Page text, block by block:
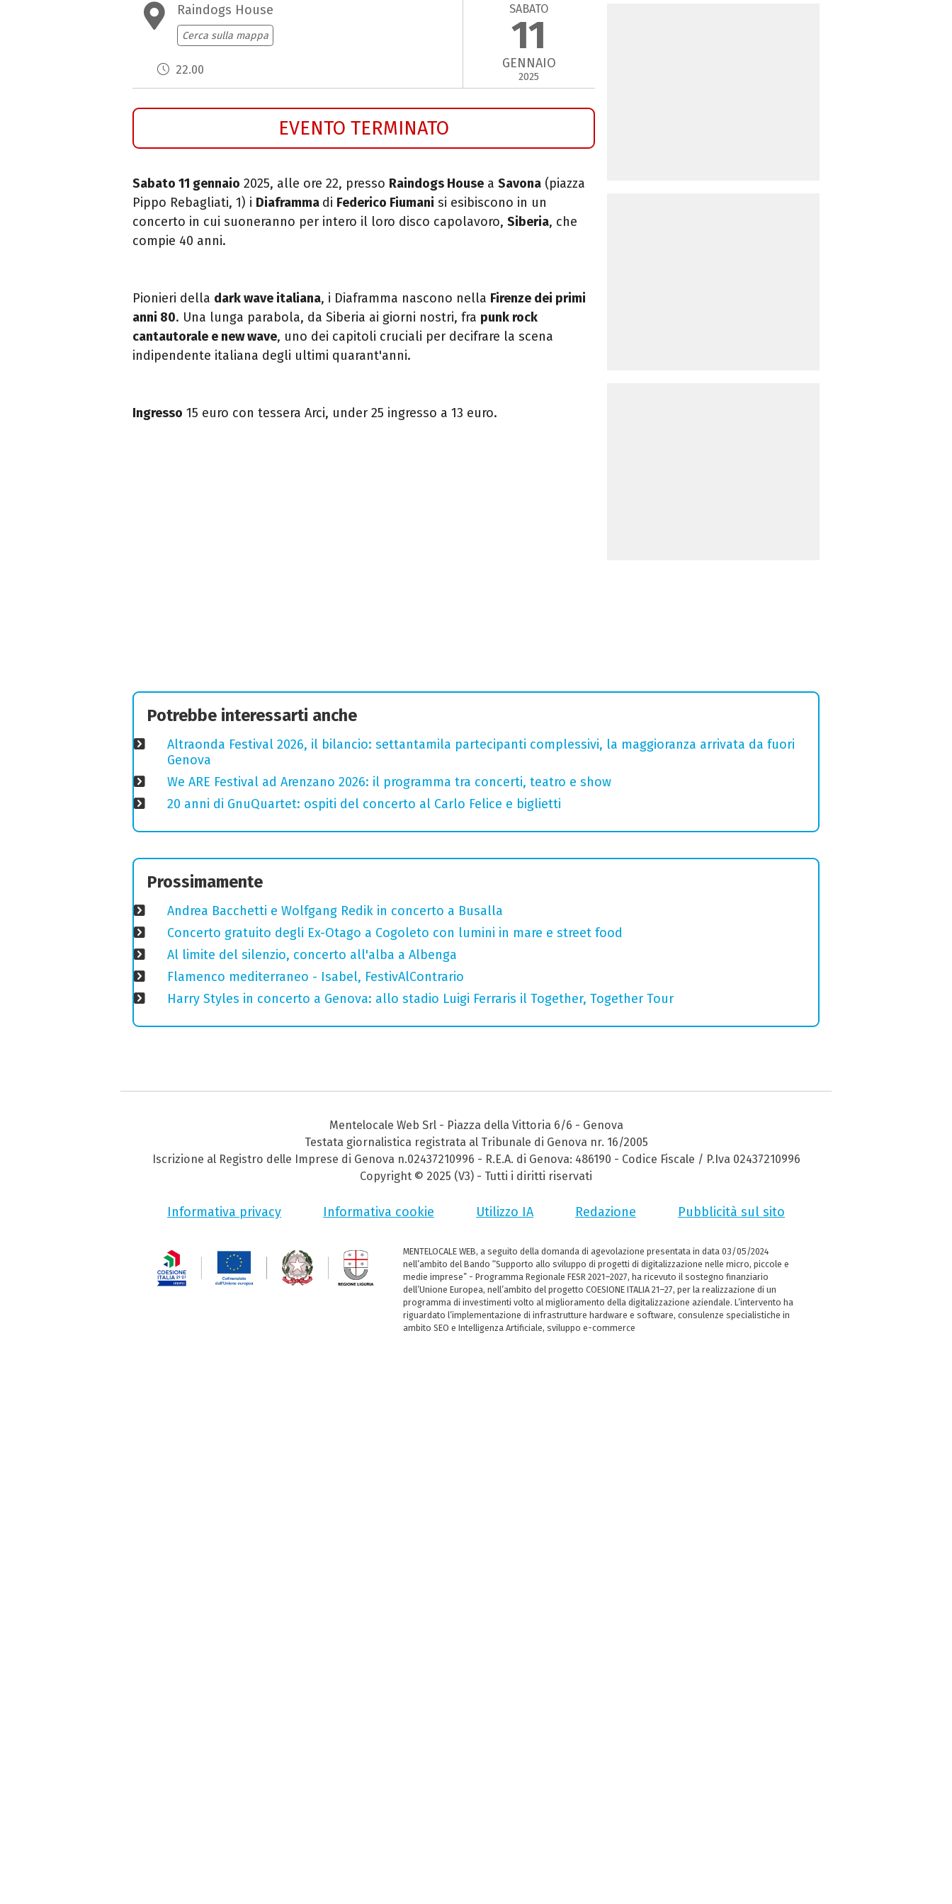
Raindogs House
Cerca sulla mappa
22.00
SABATO
11
GENNAIO
2025
EVENTO TERMINATO
Sabato 11 gennaio 2025, alle ore 22, presso Raindogs House a Savona (piazza
Pippo Rebagliati, 1) i Diaframma di Federico Fiumani si esibiscono in un
concerto in cui suoneranno per intero il loro disco capolavoro, Siberia, che
compie 40 anni.
Pionieri della dark wave italiana, i Diaframma nascono nella Firenze dei primi
anni 80. Una lunga parabola, da Siberia ai giorni nostri, fra punk rock
cantautorale e new wave, uno dei capitoli cruciali per decifrare la scena
indipendente italiana degli ultimi quarant'anni.
Ingresso 15 euro con tessera Arci, under 25 ingresso a 13 euro.
Potrebbe interessarti anche
Altraonda Festival 2026, il bilancio: settantamila partecipanti complessivi, la maggioranza arrivata da fuori
Genova
We ARE Festival ad Arenzano 2026: il programma tra concerti, teatro e show
20 anni di GnuQuartet: ospiti del concerto al Carlo Felice e biglietti
Prossimamente
Andrea Bacchetti e Wolfgang Redik in concerto a Busalla
Concerto gratuito degli Ex-Otago a Cogoleto con lumini in mare e street food
Al limite del silenzio, concerto all'alba a Albenga
Flamenco mediterraneo - Isabel, FestivAlContrario
Harry Styles in concerto a Genova: allo stadio Luigi Ferraris il Together, Together Tour
Mentelocale Web Srl - Piazza della Vittoria 6/6 - Genova
Testata giornalistica registrata al Tribunale di Genova nr. 16/2005
Iscrizione al Registro delle Imprese di Genova n.02437210996 - R.E.A. di Genova: 486190 - Codice Fiscale / P.Iva 02437210996
Copyright © 2025 (V3) - Tutti i diritti riservati
Informativa privacy Informativa cookie Utilizzo IA Redazione Pubblicità sul sito
MENTELOCALE WEB, a seguito della domanda di agevolazione presentata in data 03/05/2024
nell’ambito del Bando “Supporto allo sviluppo di progetti di digitalizzazione nelle micro, piccole e
medie imprese” - Programma Regionale FESR 2021–2027, ha ricevuto il sostegno finanziario
dell’Unione Europea, nell’ambito del progetto COESIONE ITALIA 21–27, per la realizzazione di un
programma di investimenti volto al miglioramento della digitalizzazione aziendale. L’intervento ha
riguardato l’implementazione di infrastrutture hardware e software, consulenze specialistiche in
ambito SEO e Intelligenza Artificiale, sviluppo e-commerce